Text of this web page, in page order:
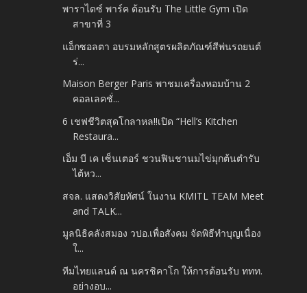
พาราไดซ์ พาร์ค ต้อนรับ The Little Gym เปิด
สาขาที่ 3
แอ็กซอลตา อบรมหลักสูตรผลิตภัณฑ์สีพ่นรถยนต์
ร่...
Maison Berger Paris พาชมเครื่องหอมบ้าน 2
คอลเลคชั่...
6 เชฟชีวิตสุดโกลาหล!!เปิด “Hell’s Kitchen
Restaura...
เอ็ม บี เค เซ็นเตอร์ ชวนฟินชานมไข่มุกต้นตำรับ
ไต้หว...
สจล. แสดงวิสัยทัศน์ ในงาน KMITL TEAM Meet
and TALK...
มูลนิธิคลังสมอง วปอ.เพื่อสังคม จัดพิธีทำบุญเนื่อง
ใ...
ทีมไทยแลนด์ ณ นครชิคาโก ให้การต้อนรับ ททท.
อย่างอบ...